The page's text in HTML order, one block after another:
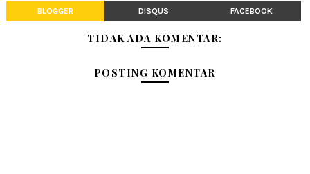
BLOGGER DISQUS FACEBOOK
TIDAK ADA KOMENTAR:
POSTING KOMENTAR